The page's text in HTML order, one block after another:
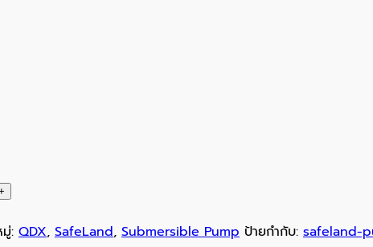
: QDX, SafeLand, Submersible Pump ป้ายกำกับ: safeland-